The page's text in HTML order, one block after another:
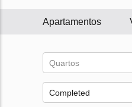
Apartamentos
Quartos
Completed